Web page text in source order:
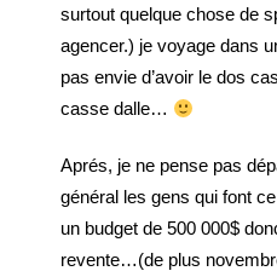
surtout quelque chose de
agencer.) je voyage dans
pas envie d’avoir le dos
casse dalle…
Aprés, je ne pense pas
général les gens qui font
un budget de 500 000$
revente…(de plus